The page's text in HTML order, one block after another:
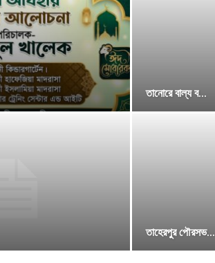
তানোরে বাল্য ব...
তাহেরপুর পৌরসভ...